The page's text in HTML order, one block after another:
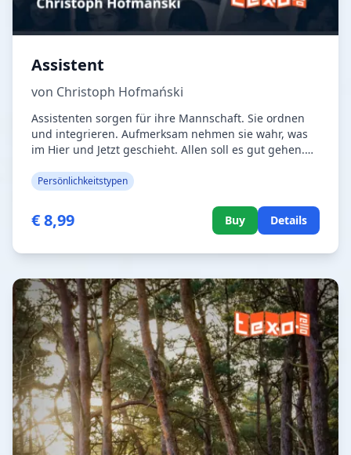
Assistent
von Christoph Hofmański
Assistenten sorgen für ihre Mannschaft. Sie ordnen
und integrieren. Aufmerksam nehmen sie wahr, was
im Hier und Jetzt geschieht. Allen soll es gut gehen.
wir uns gegenseitig unterstützen und füreinander da
sorgen für Ordnung. Sie sind kommunikativ und
teamorientiert. Dieses Buch will mit seinen Hinweisen
zufrieden mit sich und seinem Leben zu sein und sich
Persönlichkeitstypen
€ 8,99 Buy Details